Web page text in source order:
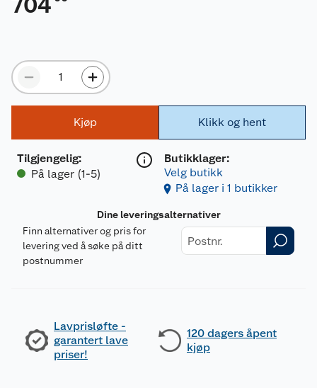
Kjøp
Tilgjengelig:
På lager (1-5)
Klikk og hent
Butikklager:
Velg butikk
På lager i 1 butikker
Dine leveringsalternativer
Finn alternativer og pris for
levering ved å søke på ditt
postnummer
Lavprisløfte -
garantert lave
priser!
120 dagers åpent
kjøp